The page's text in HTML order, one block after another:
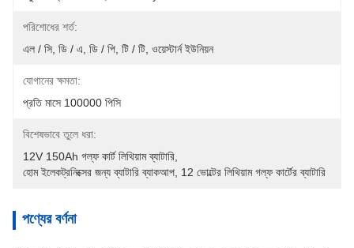
পরিশোধের শর্ত:
এল / সি, ডি / এ, ডি / পি, টি / টি, ওয়েস্টার্ন ইউনিয়ন
যোগানের ক্ষমতা:
প্রতি মাসে 100000 পিসি
বিশেষভাবে তুলে ধরা:
12V 150Ah গল্ফ কার্ট লিথিয়াম ব্যাটারি
হোম ইলেকট্রনিক্সের জন্য ব্যাটারি ব্যাকআপ 12 ভোল্টের লিথিয়াম গল্ফ কার্টের ব্যাটারি
পণ্যের বর্ণনা